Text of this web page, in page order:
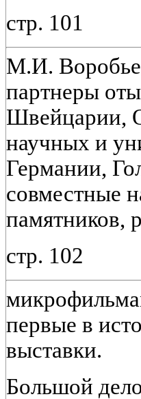
стр. 101
М.И.
партнеры
Швейцарии,
научных и
Германии,
совместные
памятников,
стр. 102
первые в
выставки.
Большой